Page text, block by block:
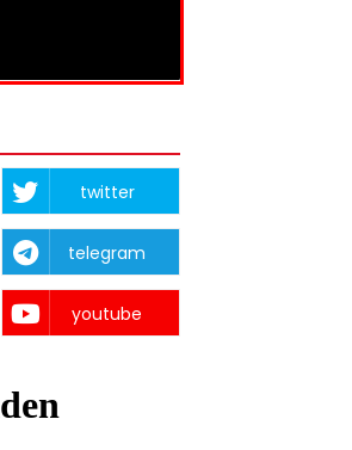
twitter
telegram
youtube